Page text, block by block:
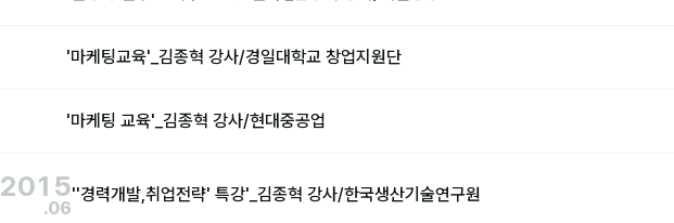
'마케팅교육'_김종혁 강사/경일대학교 창업지원단
'마케팅 교육'_김종혁 강사/현대중공업
2015
.06
''경력개발,취업전략' 특강'_김종혁 강사/한국생산기술연구원